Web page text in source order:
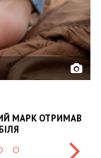
МАРК ОТРИМАВ